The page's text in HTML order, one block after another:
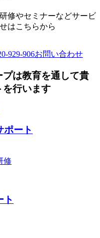
研修やセミナーなどサービ
はこちらから
お問い合わせ
は教育を通して貴
を行います
ポート
修
ト